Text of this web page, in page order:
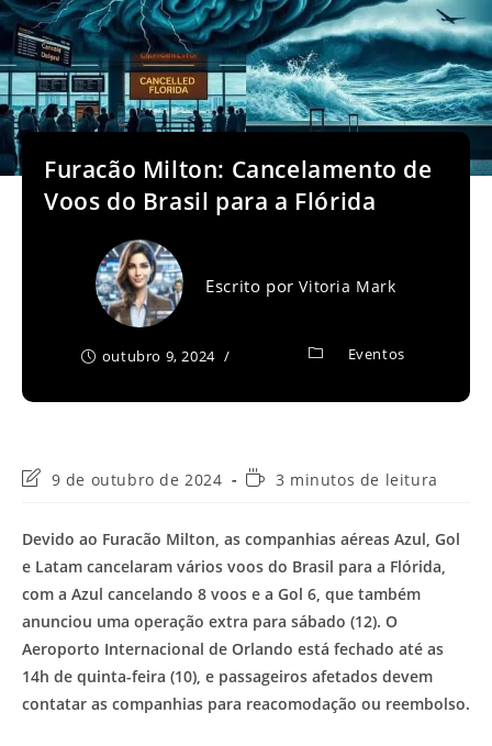
Furacão Milton: Cancelamento de
Voos do Brasil para a Flórida
Escrito porVitoria Mark
outubro 9, 2024 Eventos
Última
post:
9 de outubro de 2024
Tempo3 minutos de leitura
Devido ao Furacão Milton, as companhias aéreas Azul, Gol
e Latam cancelaram vários voos do Brasil para a Flórida,
com a Azul cancelando 8 voos e a Gol 6, que também
anunciou uma operação extra para sábado (12). O
Aeroporto Internacional de Orlando está fechado até as
14h de quinta-feira (10), e passageiros afetados devem
contatar as companhias para reacomodação ou reembolso.